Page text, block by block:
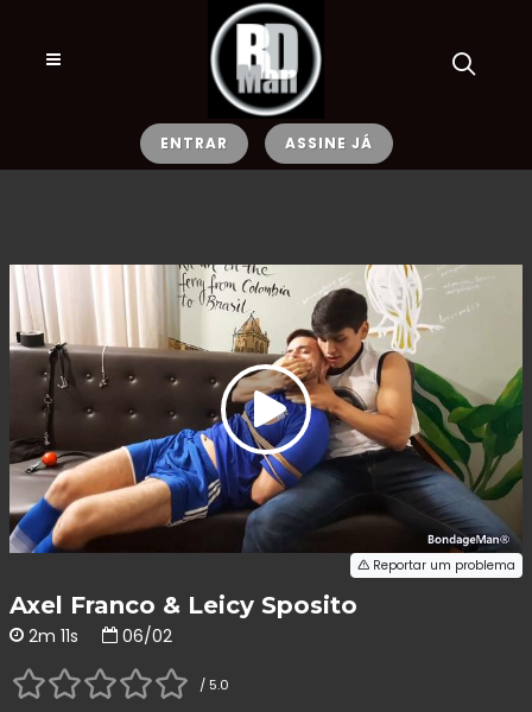
ENTRAR ASSINE JÁ
Reportar um problema
Axel Franco & Leicy Sposito
2m 11s 06/02
/ 5.0